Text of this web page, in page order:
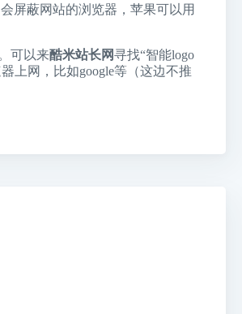
屏蔽网站的浏览器，苹果可以用
可以来酷米站长网寻找“智能logo
上网，比如google等（这边不推